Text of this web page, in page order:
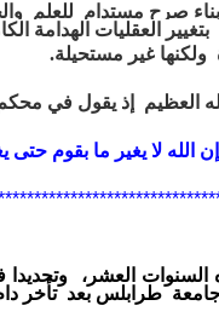
صرح مستدام للعلم
بتغيير العقليات الهدامة
ولكنها غير مستحيلة.
العظيم إذ يقول في محكم
الله لا يغير ما بقوم حتى
السنوات العشر، وتحديدا
طرابلس بعد تأخر دام